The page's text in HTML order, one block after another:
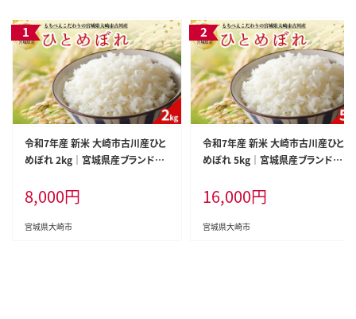
令和7年産 新米 大崎市古川産ひと
めぼれ 2kg｜宮城県産ブランド米|
8,000円
宮城県大崎市
令和7年産 新米 大崎市古川産ひと
めぼれ 5kg｜宮城県産ブランド米|
16,000円
宮城県大崎市